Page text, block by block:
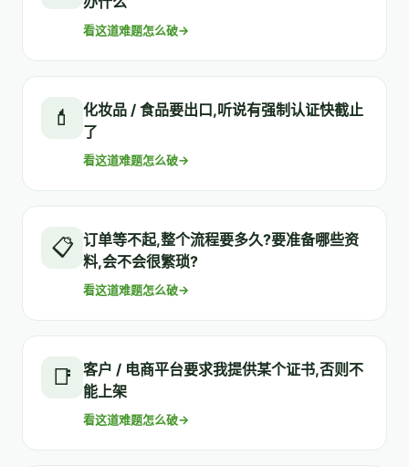
看这道难题怎么破→
💄
化妆品 / 食品要出口,听说有强制认证快截止
了
看这道难题怎么破→
📋 订单等不起,整个流程要多久?要准备哪些资
料,会不会很繁琐?
看这道难题怎么破→
📑
客户 / 电商平台要求我提供某个证书,否则不
能上架
看这道难题怎么破→